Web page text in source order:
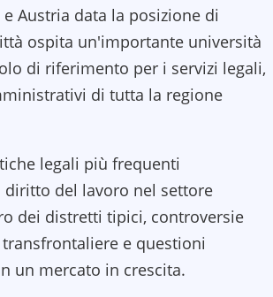
Austria data la posizione di
ospita un'importante università
di riferimento per i servizi legali,
di tutta la regione
legali più frequenti
diritto del lavoro nel settore
dei distretti tipici, controversie
e questioni
un mercato in crescita.